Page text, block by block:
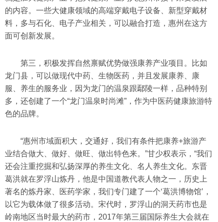
的内容。一些大健康领域的高端穿戴电子设备、新型穿戴材
料，多与石化、电子产业相关，可以融合打造，惠州在这方
面可创新发展。
第三，积极发挥自然禀赋优势做强康养产业项目。比如
龙门县，可以做现代中药、生物医药，并且发展康养、康
服、养生的服务业，因为龙门的温泉跟鄢陵一样，品种特别
多，还创建了一个“龙门温泉时尚滩”，作为中医药健康旅游特
色的品牌。
“惠州市域面积大，交通好，我们有条件把康养+旅游产
业结合做大、做好、做旺、做出特色来。”甘少权表示，“我们
还会注重挖掘和弘扬深厚的养生文化、名人养生文化。东晋
葛洪就在罗浮山炼丹，他是中国道教代表人物之一，历史上
著名的炼丹家、医药学家，我们专门建了一个‘葛洪博物馆’，
以它为载体做了很多活动。宋代时，罗浮山的洞天药市也是
岭南地区当时最大的药市，2017年第三届国际养生大会就在